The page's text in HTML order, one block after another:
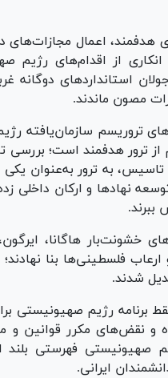
هدفمند، اعمال
استاندارد‌های
مصون ماندند.
تروریسم سازمان‌یافته
از ترور هدفمند است؛
به ترور به‌عنوان
نهاد‌ها و ارکان داخلی
خشونت‌بار هاگانا،
فلسطینی‌ها بنا
شدند.
برنامه رژیم صهیونیستی
نقض‌های مکرر قوانین و
صهیونیستی فهرستی بلند
ایرانی.